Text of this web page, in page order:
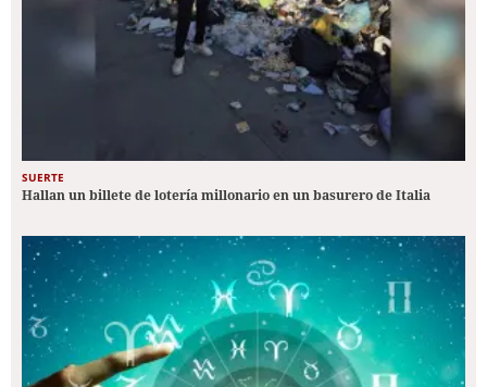
SUERTE
Hallan un billete de lotería millonario en un basurero de Italia